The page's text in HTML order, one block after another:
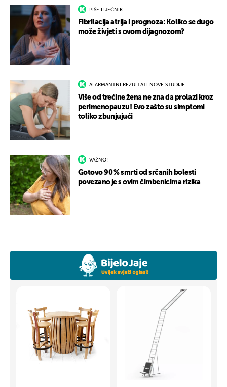
PIŠE LIJEČNIK
Fibrilacija atrija i prognoza: Koliko se dugo
može živjeti s ovom dijagnozom?
ALARMANTNI REZULTATI NOVE STUDIJE
Više od trećine žena ne zna da prolazi kroz
perimenopauzu! Evo zašto su simptomi
toliko zbunjujući
VAŽNO!
Gotovo 90 % smrti od srčanih bolesti
povezano je s ovim čimbenicima rizika